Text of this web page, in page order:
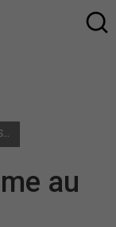
OTTAWA : VANDALISME AU BUREAU DE JUSTIN TRUDEAU
au